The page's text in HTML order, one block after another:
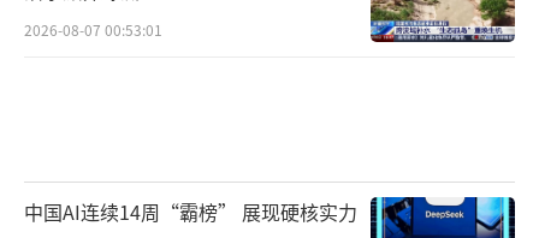
2026-08-07 00:53:01
中国AI连续14周“霸榜” 展现硬核实力